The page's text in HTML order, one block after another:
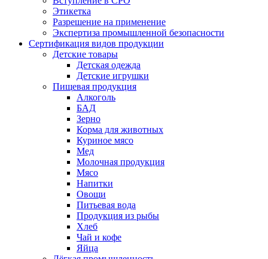
Этикетка
Разрешение на применение
Экспертиза промышленной безопасности
Сертификация видов продукции
Детские товары
Детская одежда
Детские игрушки
Пищевая продукция
Алкоголь
БАД
Зерно
Корма для животных
Куриное мясо
Мед
Молочная продукция
Мясо
Напитки
Овощи
Питьевая вода
Продукция из рыбы
Хлеб
Чай и кофе
Яйца